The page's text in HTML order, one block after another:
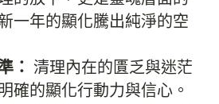
一年的顯化騰出純淨的空
： 清理內在的匱乏與迷茫
確的顯化行動力與信心。